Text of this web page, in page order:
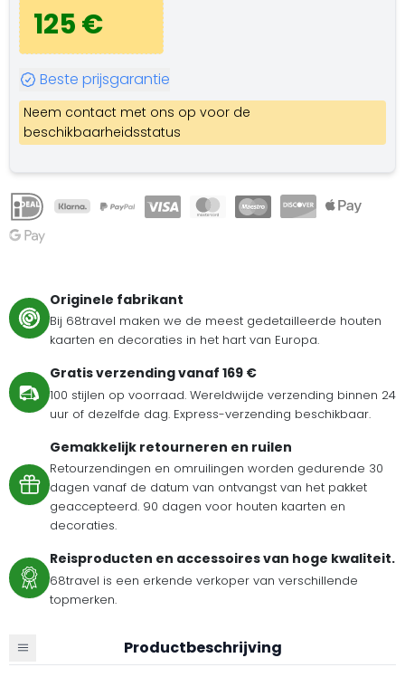
125 €
Beste prijsgarantie
Neem contact met ons op voor de
beschikbaarheidsstatus
Originele fabrikant
Bij 68travel maken we de meest gedetailleerde houten
kaarten en decoraties in het hart van Europa.
Gratis verzending vanaf 169 €
100 stijlen op voorraad. Wereldwijde verzending binnen 24
uur of dezelfde dag. Express-verzending beschikbaar.
Gemakkelijk retourneren en ruilen
Retourzendingen en omruilingen worden gedurende 30
dagen vanaf de datum van ontvangst van het pakket
geaccepteerd. 90 dagen voor houten kaarten en
decoraties.
Reisproducten en accessoires van hoge kwaliteit.
68travel is een erkende verkoper van verschillende
topmerken.
Productbeschrijving